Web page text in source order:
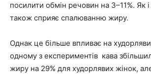
посилити обмін речовин на 3–11%. Як
також сприяє спалюванню жиру.
Однак це більше впливає на
одному з експериментів кава
жиру на 29% для худорлявих жінок,